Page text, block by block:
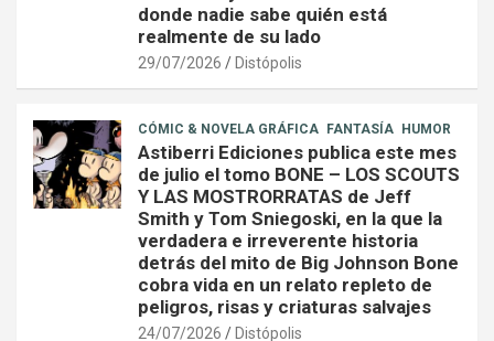
donde nadie sabe quién está
realmente de su lado
29/07/2026 Distópolis
CÓMIC & NOVELA GRÁFICA FANTASÍA HUMOR
Astiberri Ediciones publica este mes
de julio el tomo BONE – LOS SCOUTS
Y LAS MOSTRORRATAS de Jeff
Smith y Tom Sniegoski, en la que la
verdadera e irreverente historia
detrás del mito de Big Johnson Bone
cobra vida en un relato repleto de
peligros, risas y criaturas salvajes
24/07/2026 Distópolis